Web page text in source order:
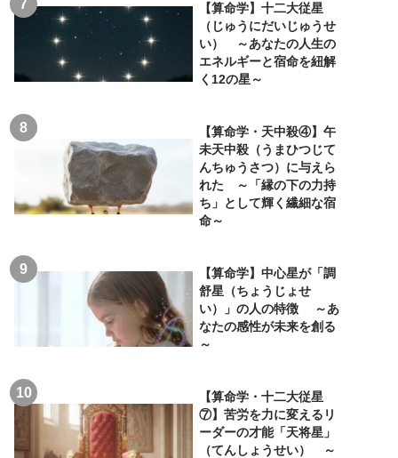
【算命学】十二大従星
（じゅうにだいじゅうせ
い） ～あなたの人生の
エネルギーと宿命を紐解
く12の星～
【算命学・天中殺④】午
未天中殺（うまひつじて
んちゅうさつ）に与えら
れた ～「縁の下の力持
ち」として輝く繊細な宿
命～
【算命学】中心星が「調
舒星（ちょうじょせ
い）」の人の特徴 ～あ
なたの感性が未来を創る
～
【算命学・十二大従星
⑦】苦労を力に変えるリ
ーダーの才能「天将星」
（てんしょうせい） ～